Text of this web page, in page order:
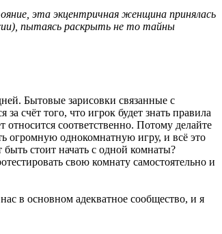
эта экцентричная женщина принялась
пытаясь раскрыть не то тайны
Бытовые зарисовки связанные с
счёт того, что игрок будет знать правила
относится соответственно. Потому делайте
огромную однокомнатную игру, и всё это
стоит начать с одной комнаты?
свою комнату самостоятельно и
в основном адекватное сообщество, и я